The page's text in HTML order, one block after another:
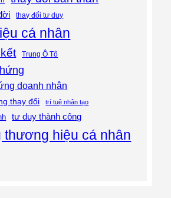
thay đổi tư duy
cá nhân
Trung Ô Tô
doanh nhân
thay đổi trí tuệ nhân tạo
tư duy thành công
thương hiệu cá nhân